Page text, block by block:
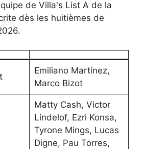
de Villa's List A de la
dès les huitièmes de
Emiliano Martínez,
Marco Bizot
Matty Cash, Victor
Lindelof, Ezri Konsa,
Tyrone Mings, Lucas
Digne, Pau Torres,